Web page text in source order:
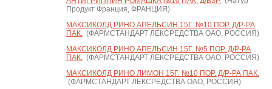
Продукт Франция, ФРАНЦИЯ)
МАКСИКОЛД РИНО АПЕЛЬСИН 15Г. №10 ПОР. Д/Р-РА
ПАК.(ФАРМСТАНДАРТ ЛЕКСРЕДСТВА ОАО, РОССИЯ)
МАКСИКОЛД РИНО АПЕЛЬСИН 15Г. №5 ПОР. Д/Р-РА
ПАК.(ФАРМСТАНДАРТ ЛЕКСРЕДСТВА ОАО, РОССИЯ)
МАКСИКОЛД РИНО ЛИМОН 15Г. №10 ПОР. Д/Р-РА ПАК.
(ФАРМСТАНДАРТ ЛЕКСРЕДСТВА ОАО, РОССИЯ)